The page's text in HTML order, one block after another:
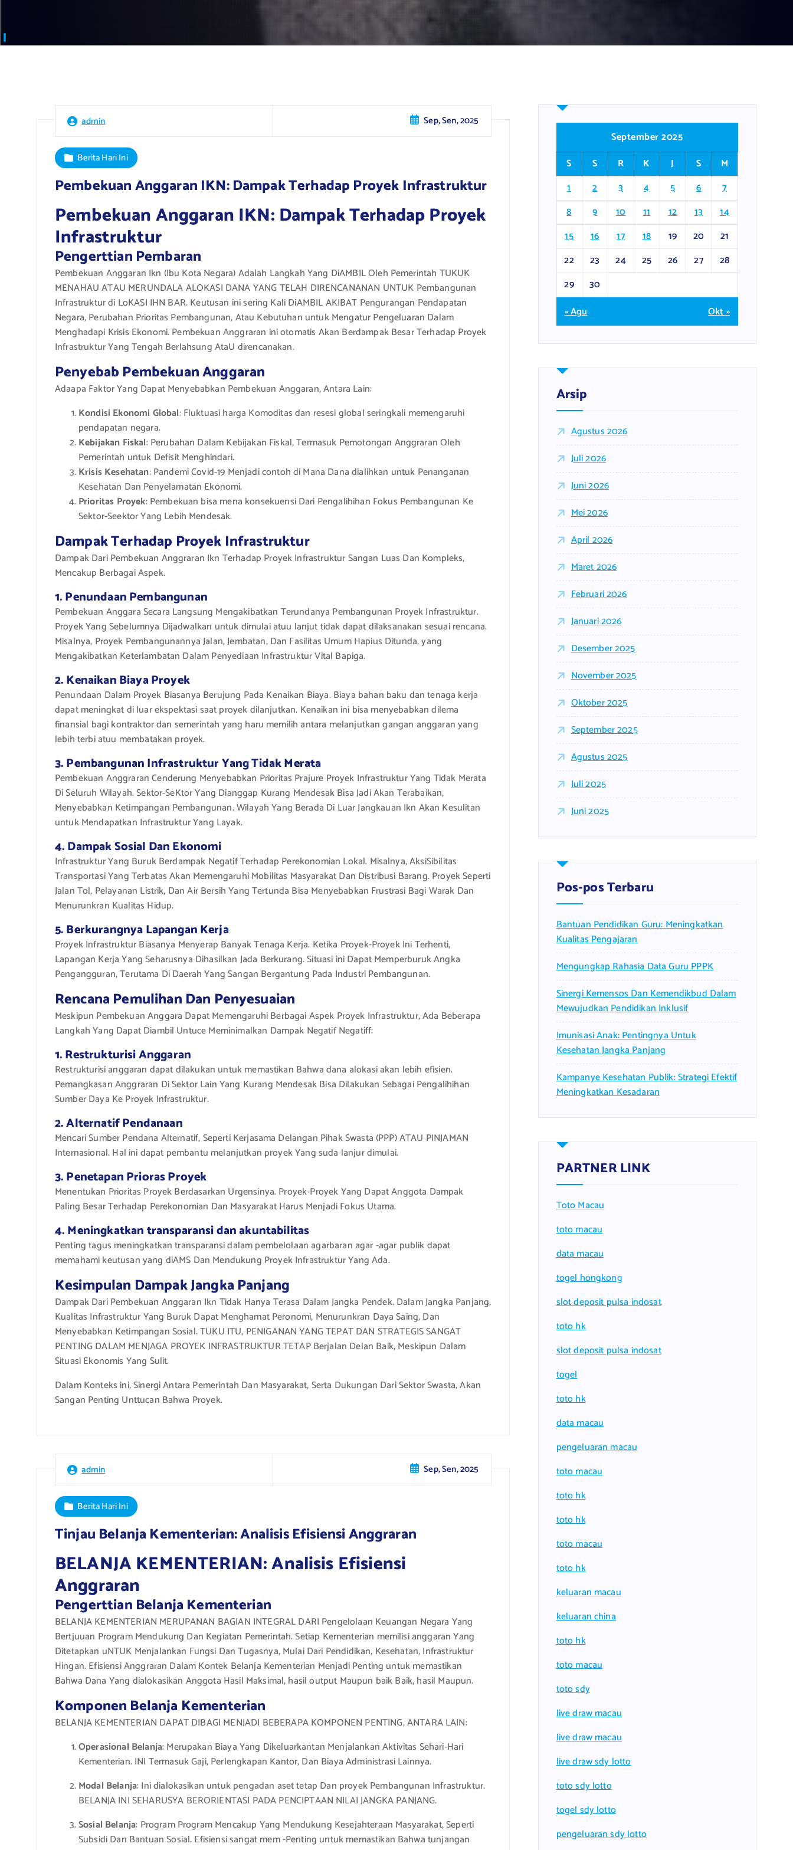
admin Sep, Sen, 2025
Berita Hari Ini
Pembekuan Anggaran IKN: Dampak Terhadap Proyek Infrastruktur
Pembekuan Anggaran IKN: Dampak Terhadap Proyek
Infrastruktur
Pengerttian Pembaran
Pembekuan Anggaran Ikn (Ibu Kota Negara) Adalah Langkah Yang DiAMBIL Oleh Pemerintah TUKUK
MENAHAU ATAU MERUNDALA ALOKASI DANA YANG TELAH DIRENCANANAN UNTUK Pembangunan
Infrastruktur di LoKASI IHN BAR. Keutusan ini sering Kali DiAMBIL AKIBAT Pengurangan Pendapatan
Negara, Perubahan Prioritas Pembangunan, Atau Kebutuhan untuk Mengatur Pengeluaran Dalam
Menghadapi Krisis Ekonomi. Pembekuan Anggraran ini otomatis Akan Berdampak Besar Terhadap Proyek
Infrastruktur Yang Tengah Berlahsung AtaU direncanakan.
Penyebab Pembekuan Anggaran
Adaapa Faktor Yang Dapat Menyebabkan Pembekuan Anggaran, Antara Lain:
Kondisi Ekonomi Global: Fluktuasi harga Komoditas dan resesi global seringkali memengaruhi
pendapatan negara.
Kebijakan Fiskal: Perubahan Dalam Kebijakan Fiskal, Termasuk Pemotongan Anggraran Oleh
Pemerintah untuk Defisit Menghindari.
Krisis Kesehatan: Pandemi Covid-19 Menjadi contoh di Mana Dana dialihkan untuk Penanganan
Kesehatan Dan Penyelamatan Ekonomi.
Prioritas Proyek: Pembekuan bisa mena konsekuensi Dari Pengalihihan Fokus Pembangunan Ke
Sektor-Seektor Yang Lebih Mendesak.
Dampak Terhadap Proyek Infrastruktur
Dampak Dari Pembekuan Anggraran Ikn Terhadap Proyek Infrastruktur Sangan Luas Dan Kompleks,
Mencakup Berbagai Aspek.
1. Penundaan Pembangunan
Pembekuan Anggara Secara Langsung Mengakibatkan Terundanya Pembangunan Proyek Infrastruktur.
Proyek Yang Sebelumnya Dijadwalkan untuk dimulai atuu lanjut tidak dapat dilaksanakan sesuai rencana.
Misalnya, Proyek Pembangunannya Jalan, Jembatan, Dan Fasilitas Umum Hapius Ditunda, yang
Mengakibatkan Keterlambatan Dalam Penyediaan Infrastruktur Vital Bapiga.
2. Kenaikan Biaya Proyek
Penundaan Dalam Proyek Biasanya Berujung Pada Kenaikan Biaya. Biaya bahan baku dan tenaga kerja
dapat meningkat di luar ekspektasi saat proyek dilanjutkan. Kenaikan ini bisa menyebabkan dilema
finansial bagi kontraktor dan semerintah yang haru memilih antara melanjutkan gangan anggaran yang
lebih terbi atuu membatakan proyek.
3. Pembangunan Infrastruktur Yang Tidak Merata
Pembekuan Anggraran Cenderung Menyebabkan Prioritas Prajure Proyek Infrastruktur Yang Tidak Merata
Di Seluruh Wilayah. Sektor-SeKtor Yang Dianggap Kurang Mendesak Bisa Jadi Akan Terabaikan,
Menyebabkan Ketimpangan Pembangunan. Wilayah Yang Berada Di Luar Jangkauan Ikn Akan Kesulitan
untuk Mendapatkan Infrastruktur Yang Layak.
4. Dampak Sosial Dan Ekonomi
Infrastruktur Yang Buruk Berdampak Negatif Terhadap Perekonomian Lokal. Misalnya, AksiSibilitas
Transportasi Yang Terbatas Akan Memengaruhi Mobilitas Masyarakat Dan Distribusi Barang. Proyek Seperti
Jalan Tol, Pelayanan Listrik, Dan Air Bersih Yang Tertunda Bisa Menyebabkan Frustrasi Bagi Warak Dan
Menurunkran Kualitas Hidup.
5. Berkurangnya Lapangan Kerja
Proyek Infrastruktur Biasanya Menyerap Banyak Tenaga Kerja. Ketika Proyek-Proyek Ini Terhenti,
Lapangan Kerja Yang Seharusnya Dihasilkan Jada Berkurang. Situasi ini Dapat Memperburuk Angka
Pengangguran, Terutama Di Daerah Yang Sangan Bergantung Pada Industri Pembangunan.
Rencana Pemulihan Dan Penyesuaian
Meskipun Pembekuan Anggara Dapat Memengaruhi Berbagai Aspek Proyek Infrastruktur, Ada Beberapa
Langkah Yang Dapat Diambil Untuce Meminimalkan Dampak Negatif Negatiff:
1. Restrukturisi Anggaran
Restrukturisi anggaran dapat dilakukan untuk memastikan Bahwa dana alokasi akan lebih efisien.
Pemangkasan Anggraran Di Sektor Lain Yang Kurang Mendesak Bisa Dilakukan Sebagai Pengalihihan
Sumber Daya Ke Proyek Infrastruktur.
2. Alternatif Pendanaan
Mencari Sumber Pendana Alternatif, Seperti Kerjasama Delangan Pihak Swasta (PPP) ATAU PINJAMAN
Internasional. Hal ini dapat pembantu melanjutkan proyek Yang suda lanjur dimulai.
3. Penetapan Prioras Proyek
Menentukan Prioritas Proyek Berdasarkan Urgensinya. Proyek-Proyek Yang Dapat Anggota Dampak
Paling Besar Terhadap Perekonomian Dan Masyarakat Harus Menjadi Fokus Utama.
4. Meningkatkan transparansi dan akuntabilitas
Penting tagus meningkatkan transparansi dalam pembelolaan agarbaran agar -agar publik dapat
memahami keutusan yang diAMS Dan Mendukung Proyek Infrastruktur Yang Ada.
Kesimpulan Dampak Jangka Panjang
Dampak Dari Pembekuan Anggaran Ikn Tidak Hanya Terasa Dalam Jangka Pendek. Dalam Jangka Panjang,
Kualitas Infrastruktur Yang Buruk Dapat Menghamat Peronomi, Menurunkran Daya Saing, Dan
Menyebabkan Ketimpangan Sosial. TUKU ITU, PENIGANAN YANG TEPAT DAN STRATEGIS SANGAT
PENTING DALAM MENJAGA PROYEK INFRASTRUKTUR TETAP Berjalan Delan Baik, Meskipun Dalam
Situasi Ekonomis Yang Sulit.
Dalam Konteks ini, Sinergi Antara Pemerintah Dan Masyarakat, Serta Dukungan Dari Sektor Swasta, Akan
Sangan Penting Unttucan Bahwa Proyek.
admin Sep, Sen, 2025
Berita Hari Ini
Tinjau Belanja Kementerian: Analisis Efisiensi Anggraran
BELANJA KEMENTERIAN: Analisis Efisiensi
Anggraran
Pengerttian Belanja Kementerian
BELANJA KEMENTERIAN MERUPANAN BAGIAN INTEGRAL DARI Pengelolaan Keuangan Negara Yang
Bertjuuan Program Mendukung Dan Kegiatan Pemerintah. Setiap Kementerian memilisi anggaran Yang
Ditetapkan uNTUK Menjalankan Fungsi Dan Tugasnya, Mulai Dari Pendidikan, Kesehatan, Infrastruktur
Hingan. Efisiensi Anggraran Dalam Kontek Belanja Kementerian Menjadi Penting untuk memastikan
Bahwa Dana Yang dialokasikan Anggota Hasil Maksimal, hasil output Maupun baik Baik, hasil Maupun.
Komponen Belanja Kementerian
BELANJA KEMENTERIAN DAPAT DIBAGI MENJADI BEBERAPA KOMPONEN PENTING, ANTARA LAIN:
Operasional Belanja: Merupakan Biaya Yang Dikeluarkantan Menjalankan Aktivitas Sehari-Hari
Kementerian. INI Termasuk Gaji, Perlengkapan Kantor, Dan Biaya Administrasi Lainnya.
Modal Belanja: Ini dialokasikan untuk pengadan aset tetap Dan proyek Pembangunan Infrastruktur.
BELANJA INI SEHARUSYA BERORIENTASI PADA PENCIPTAAN NILAI JANGKA PANJANG.
Sosial Belanja: Program Program Mencakup Yang Mendukung Kesejahteraan Masyarakat, Seperti
Subsidi Dan Bantuan Sosial. Efisiensi sangat mem -Penting untuk memastikan Bahwa tunjangan
September 2025
S
S R K J S
M
1
2 3 4 5 6
7
8
9 10 11 12 13
14
15
16 17 18 19 20
21
22
23 24 25 26 27
28
29
30
« Agu
Okt »
Arsip
Agustus 2026
Juli 2026
Juni 2026
Mei 2026
April 2026
Maret 2026
Februari 2026
Januari 2026
Desember 2025
November 2025
Oktober 2025
September 2025
Agustus 2025
Juli 2025
Juni 2025
Pos-pos Terbaru
Bantuan Pendidikan Guru: Meningkatkan
Kualitas Pengajaran
Mengungkap Rahasia Data Guru PPPK
Sinergi Kemensos Dan Kemendikbud Dalam
Mewujudkan Pendidikan Inklusif
Imunisasi Anak: Pentingnya Untuk
Kesehatan Jangka Panjang
Kampanye Kesehatan Publik: Strategi Efektif
Meningkatkan Kesadaran
PARTNER LINK
Toto Macau
toto macau
data macau
togel hongkong
slot deposit pulsa indosat
toto hk
slot deposit pulsa indosat
togel
toto hk
data macau
pengeluaran macau
toto macau
toto hk
toto hk
toto macau
toto hk
keluaran macau
keluaran china
toto hk
toto macau
toto sdy
live draw macau
live draw macau
live draw sdy lotto
toto sdy lotto
togel sdy lotto
pengeluaran sdy lotto